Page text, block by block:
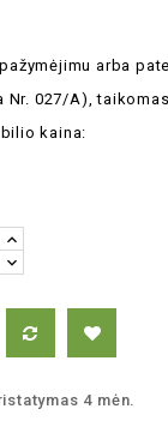
arba
Nr. 027/A),
kaina:
4 mėn.